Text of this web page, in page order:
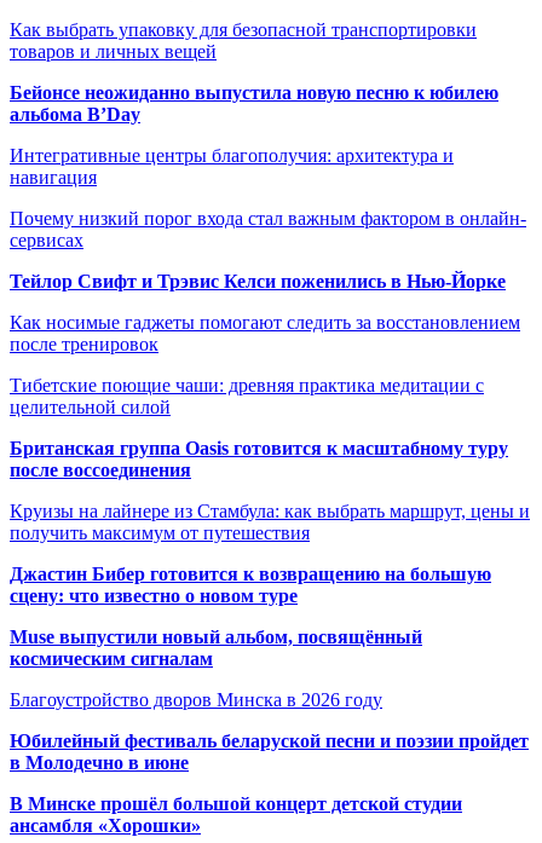
Как выбрать упаковку для безопасной транспортировки
товаров и личных вещей
Бейонсе неожиданно выпустила новую песню к юбилею
альбома B’Day
Интегративные центры благополучия: архитектура и
навигация
Почему низкий порог входа стал важным фактором в онлайн-
сервисах
Тейлор Свифт и Трэвис Келси поженились в Нью-Йорке
Как носимые гаджеты помогают следить за восстановлением
после тренировок
Тибетские поющие чаши: древняя практика медитации с
целительной силой
Британская группа Oasis готовится к масштабному туру
после воссоединения
Круизы на лайнере из Стамбула: как выбрать маршрут, цены и
получить максимум от путешествия
Джастин Бибер готовится к возвращению на большую
сцену: что известно о новом туре
Muse выпустили новый альбом, посвящённый
космическим сигналам
Благоустройство дворов Минска в 2026 году
Юбилейный фестиваль беларуской песни и поэзии пройдет
в Молодечно в июне
В Минске прошёл большой концерт детской студии
ансамбля «Хорошки»